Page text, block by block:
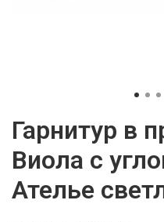
Гарнитур в
Виола с
Ателье